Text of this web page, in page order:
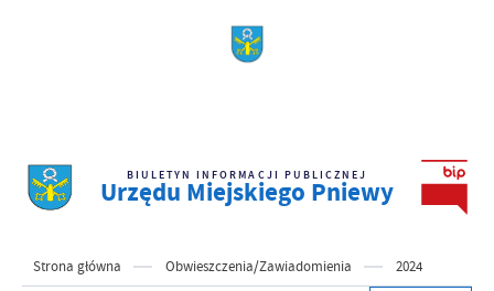
BIULETYN INFORMACJI PUBLICZNEJ
Urzędu Miejskiego Pniewy
Strona główna Obwieszczenia/Zawiadomienia 2024